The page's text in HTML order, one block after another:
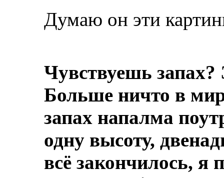
Думаю он эти
Чувствуешь
Больше ничто в
запах напалма
одну высоту,
всё закончилось, я